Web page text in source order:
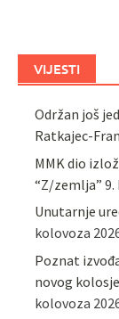
VIJESTI
Održan još
Ratkajec-
MMK dio
“Z/zemlja” 9.
Unutarnje
kolovoza
Poznat
novog
kolovoza